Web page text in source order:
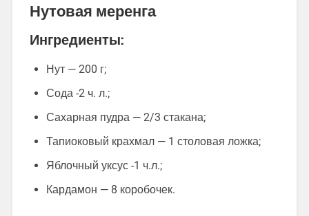
Нутовая меренга
Ингредиенты:
Нут — 200 г;
Сода -2 ч. л.;
Сахарная пудра — 2/3 стакана;
Тапиоковый крахмал — 1 столовая ложка;
Яблочный уксус -1 ч.л.;
Кардамон — 8 коробочек.